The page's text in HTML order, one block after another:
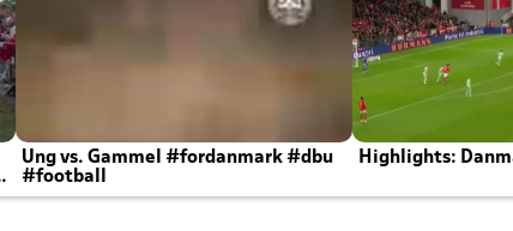
Ung vs. Gammel #fordanmark #dbu
#football
Highlights: